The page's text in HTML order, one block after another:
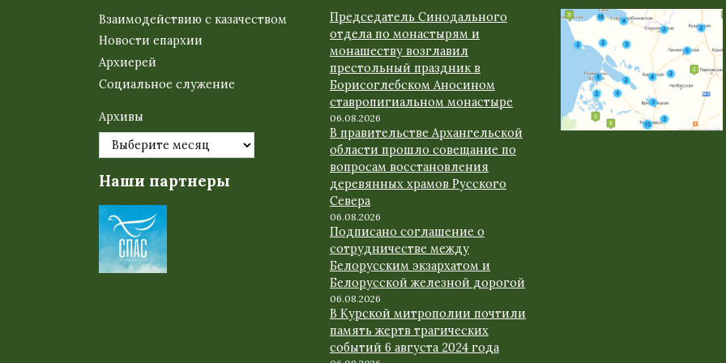
Взаимодействию с казачеством
Новости епархии
Архиерей
Социальное служение
Архивы
Наши партнеры
Председатель Синодального
отдела по монастырям и
монашеству возглавил
престольный праздник в
Борисоглебском Аносином
ставропигиальном монастыре
06.08.2026
В правительстве Архангельской
области прошло совещание по
вопросам восстановления
деревянных храмов Русского
Севера
06.08.2026
Подписано соглашение о
сотрудничестве между
Белорусским экзархатом и
Белорусской железной дорогой
06.08.2026
В Курской митрополии почтили
память жертв трагических
событий 6 августа 2024 года